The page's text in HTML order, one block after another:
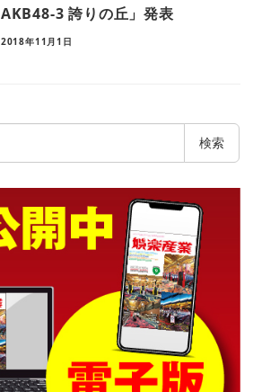
AKB48-3 誇りの丘」発表
2018年11月1日
検索